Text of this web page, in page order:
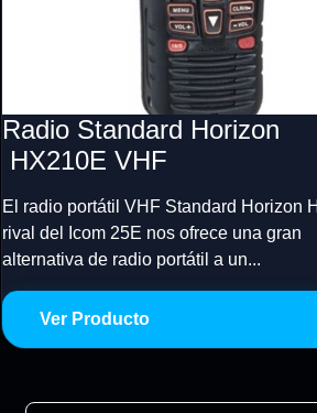
Radio Standard Horizon
HX210E VHF
El radio portátil VHF Standard Horizon
rival del Icom 25E nos ofrece una gran
alternativa de radio portátil a un...
Ver Producto